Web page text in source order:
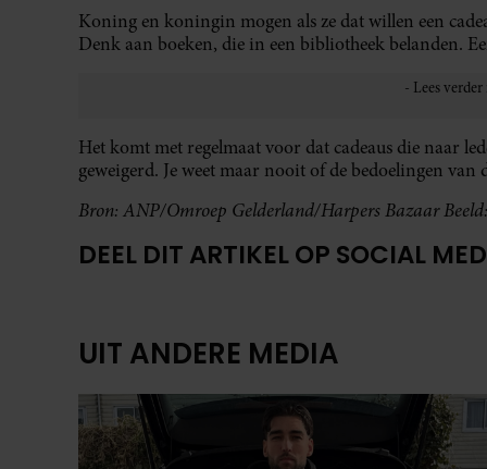
Koning en koningin mogen als ze dat willen een
Denk aan boeken, die in een bibliotheek belanden.
Het komt met regelmaat voor dat cadeaus die naar
geweigerd. Je weet maar nooit of de bedoelingen van
Bron: ANP/Omroep Gelderland/Harpers Bazaar
DEEL DIT ARTIKEL OP SOCIAL
UIT ANDERE MEDIA